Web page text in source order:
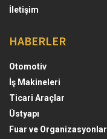
İletişim
HABERLER
Otomotiv
İş Makineleri
Ticari Araçlar
Üstyapı
Fuar ve Organizasyonlar